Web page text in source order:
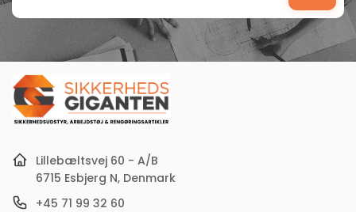
Indtast
e-
mail-
adresse
Lillebæltsvej 60 - A/B
6715 Esbjerg N, Denmark
+45 71 99 32 60